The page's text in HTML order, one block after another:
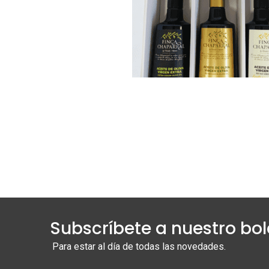
Subscríbete a nuestro
Para estar al día de todas las novedades.